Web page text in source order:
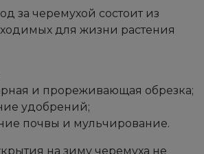
за черемухой состоит из
для жизни растения
и прореживающая обрезка;
удобрений;
почвы и мульчирование.
на зиму черемуха не